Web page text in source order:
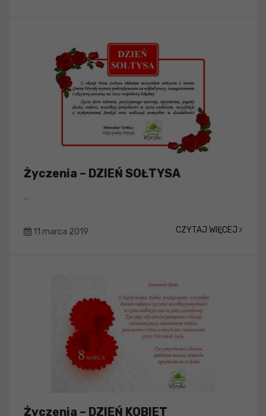
Życzenia – DZIEŃ SOŁTYSA
...
11 marca 2019 CZYTAJ WIĘCEJ
Życzenia – DZIEŃ KOBIET